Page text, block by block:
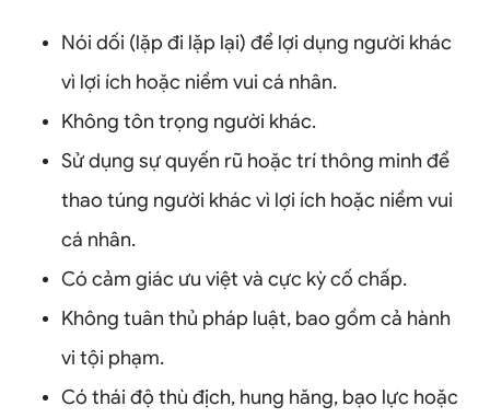
Nói dối (lặp đi lặp lại) để lợi dụng người khác
vì lợi ích hoặc niềm vui cá nhân.
Không tôn trọng người khác.
Sử dụng sự quyến rũ hoặc trí thông minh để
thao túng người khác vì lợi ích hoặc niềm vui
cá nhân.
Có cảm giác ưu việt và cực kỳ cố chấp.
Không tuân thủ pháp luật, bao gồm cả hành
vi tội phạm.
Có thái độ thù địch, hung hăng, bạo lực hoặc